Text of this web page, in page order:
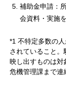
補助金申請：
会資料・実施
*1 不特定多数の
されていること
映し出すものは対
危機管理課まで連